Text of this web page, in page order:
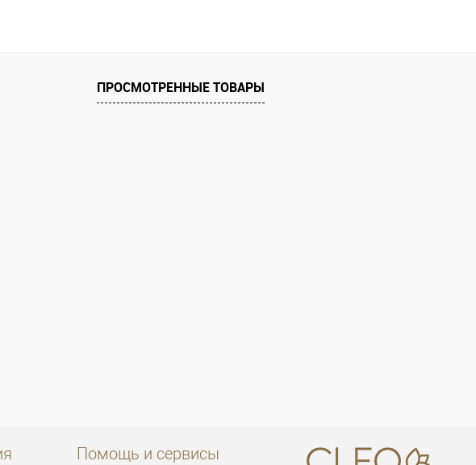
ПРОСМОТРЕННЫЕ ТОВАРЫ
Помощь и сервисы